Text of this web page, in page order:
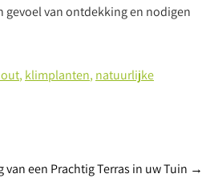
gevoel van ontdekking en nodigen
, klimplanten, natuurlijke
van een Prachtig Terras in uw Tuin →